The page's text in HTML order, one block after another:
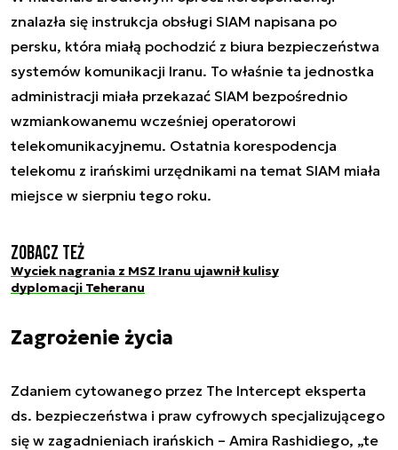
znalazła się instrukcja obsługi SIAM napisana po
persku, która miałą pochodzić z biura bezpieczeństwa
systemów komunikacji Iranu. To właśnie ta jednostka
administracji miała przekazać SIAM bezpośrednio
wzmiankowanemu wcześniej operatorowi
telekomunikacyjnemu. Ostatnia korespodencja
telekomu z irańskimi urzędnikami na temat SIAM miała
miejsce w sierpniu tego roku.
Zobacz też
Wyciek nagrania z MSZ Iranu ujawnił kulisy
dyplomacji Teheranu
Zagrożenie życia
Zdaniem cytowanego przez The Intercept eksperta
ds. bezpieczeństwa i praw cyfrowych specjalizującego
się w zagadnieniach irańskich – Amira Rashidiego, „te